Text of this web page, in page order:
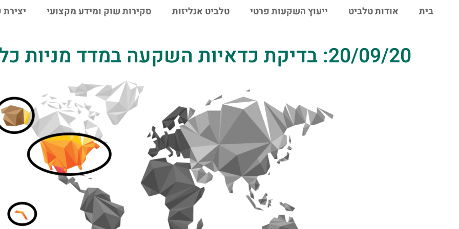
בית אודות טלביט ייעוץ השקעות פרטי טלביט אנליזות סקירות שוק ומידע מקצועי
20/09/20: בדיקת כדאיות השקעה במדד מניות כללי ארה"ב